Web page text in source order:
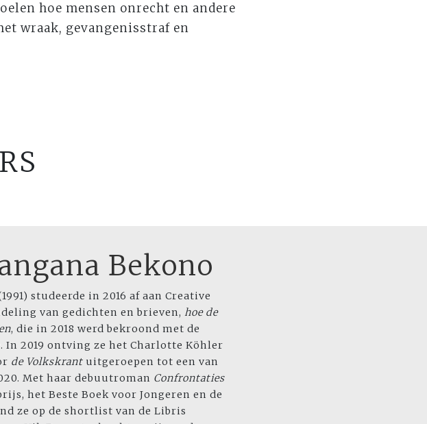
hoe mensen onrecht en andere
wraak, gevangenisstraf en
Bekono
studeerde in 2016 af aan Creative
van gedichten en brieven, hoe de
, die in 2018 werd bekroond met de
In 2019 ontving ze het Charlotte Köhler
de Volkskrant uitgeroepen tot een van
Met haar debuutroman Confrontaties
het Beste Boek voor Jongeren en de
ze op de shortlist van de Libris